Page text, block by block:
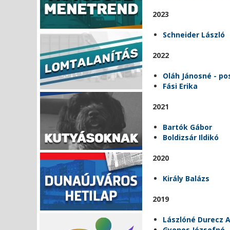
2023
Schneider László
2022
Oláh Jánosné -
Fási Erika
2021
Bartók Gábor
Boldizsár Ildikó
2020
Király Balázs
2019
Lászlóné Durecz